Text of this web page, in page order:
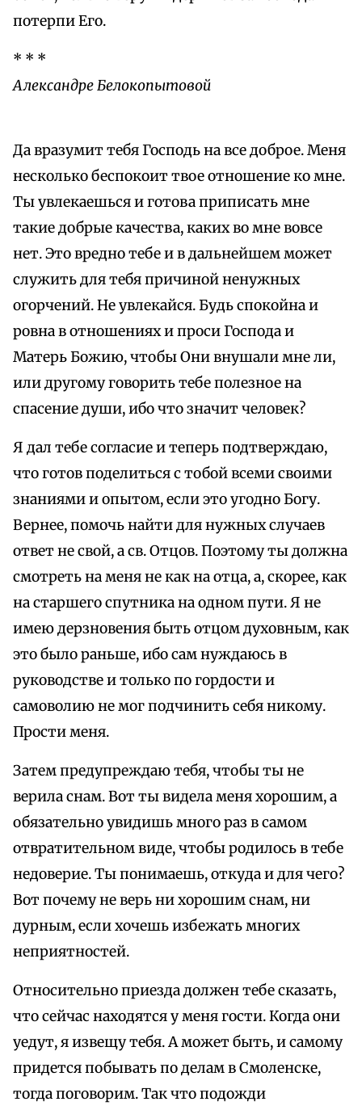
потерпи Его.
* * *
Александре Белокопытовой
Да вразумит тебя Господь на все доброе. Меня
несколько беспокоит твое отношение ко мне.
Ты увлекаешься и готова приписать мне
такие добрые качества, каких во мне вовсе
нет. Это вредно тебе и в дальнейшем может
служить для тебя причиной ненужных
огорчений. Не увлекайся. Будь спокойна и
ровна в отношениях и проси Господа и
Матерь Божию, чтобы Они внушали мне ли,
или другому говорить тебе полезное на
спасение души, ибо что значит человек?
Я дал тебе согласие и теперь подтверждаю,
что готов поделиться с тобой всеми своими
знаниями и опытом, если это угодно Богу.
Вернее, помочь найти для нужных случаев
ответ не свой, а св. Отцов. Поэтому ты должна
смотреть на меня не как на отца, а, скорее, как
на старшего спутника на одном пути. Я не
имею дерзновения быть отцом духовным, как
это было раньше, ибо сам нуждаюсь в
руководстве и только по гордости и
самоволию не мог подчинить себя никому.
Прости меня.
Затем предупреждаю тебя, чтобы ты не
верила снам. Вот ты видела меня хорошим, а
обязательно увидишь много раз в самом
отвратительном виде, чтобы родилось в тебе
недоверие. Ты понимаешь, откуда и для чего?
Вот почему не верь ни хорошим снам, ни
дурным, если хочешь избежать многих
неприятностей.
Относительно приезда должен тебе сказать,
что сейчас находятся у меня гости. Когда они
уедут, я извещу тебя. А может быть, и самому
придется побывать по делам в Смоленске,
тогда поговорим. Так что подожди